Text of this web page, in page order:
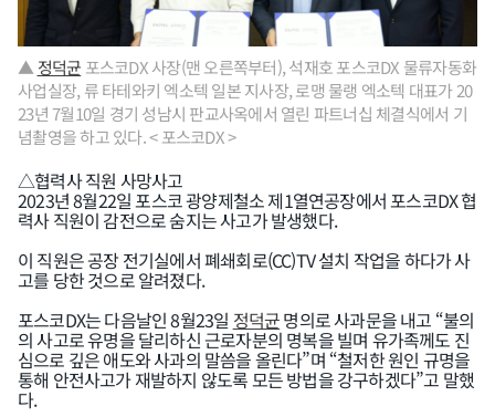
▲ 정덕균 포스코DX 사장(맨 오른쪽부터), 석재호 포스코DX 물류자동화
사업실장, 류 타테와키 엑소텍 일본 지사장, 로맹 물랭 엑소텍 대표가 20
23년 7월10일 경기 성남시 판교사옥에서 열린 파트너십 체결식에서 기
념촬영을 하고 있다. < 포스코DX >
△협력사 직원 사망사고
2023년 8월22일 포스코 광양제철소 제1열연공장에서 포스코DX 협
력사 직원이 감전으로 숨지는 사고가 발생했다.
이 직원은 공장 전기실에서 폐쇄회로(CC)TV 설치 작업을 하다가 사
고를 당한 것으로 알려졌다.
포스코DX는 다음날인 8월23일 정덕균명의로 사과문을 내고 “불의
의 사고로 유명을 달리하신 근로자분의 명복을 빌며 유가족께도 진
심으로 깊은 애도와 사과의 말씀을 올린다”며 “철저한 원인 규명을
통해 안전사고가 재발하지 않도록 모든 방법을 강구하겠다”고 말했
다.